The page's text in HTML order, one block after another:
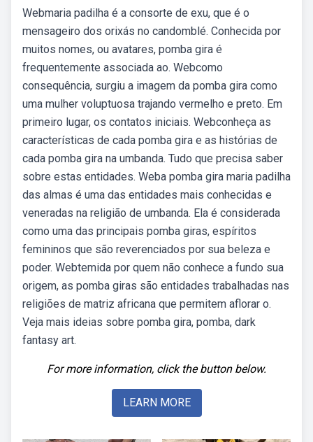
Webmaria padilha é a consorte de exu, que é o
mensageiro dos orixás no candomblé. Conhecida por
muitos nomes, ou avatares, pomba gira é
frequentemente associada ao. Webcomo
consequência, surgiu a imagem da pomba gira como
uma mulher voluptuosa trajando vermelho e preto. Em
primeiro lugar, os contatos iniciais. Webconheça as
características de cada pomba gira e as histórias de
cada pomba gira na umbanda. Tudo que precisa saber
sobre estas entidades. Weba pomba gira maria padilha
das almas é uma das entidades mais conhecidas e
veneradas na religião de umbanda. Ela é considerada
como uma das principais pomba giras, espíritos
femininos que são reverenciados por sua beleza e
poder. Webtemida por quem não conhece a fundo sua
origem, as pomba giras são entidades trabalhadas nas
religiões de matriz africana que permitem aflorar o.
Veja mais ideias sobre pomba gira, pomba, dark
fantasy art.
For more information, click the button below.
LEARN MORE